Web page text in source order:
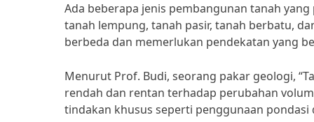
Ada beberapa jenis pembangunan tanah
tanah lempung, tanah pasir, tanah berbatu,
berbeda dan memerlukan pendekatan yang
Menurut Prof. Budi, seorang pakar geologi,
rendah dan rentan terhadap perubahan
tindakan khusus seperti penggunaan